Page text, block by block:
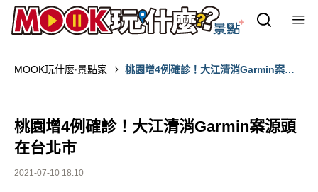
MOOK玩什麼‧景點家
桃園增4例確診！大江清消Garmin案源
桃園增4例確診！大江清消Garmin案源頭
在台北市
2021-07-10 18:10